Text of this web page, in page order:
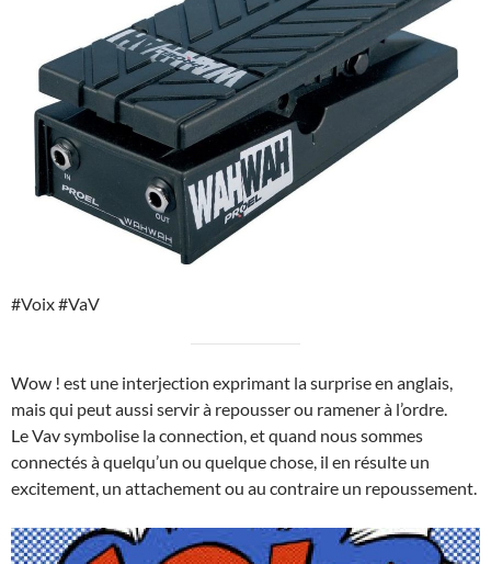
#Voix #VaV
Wow ! est une interjection exprimant la surprise en anglais,
mais qui peut aussi servir à repousser ou ramener à l’ordre.
Le Vav symbolise la connection, et quand nous sommes
connectés à quelqu’un ou quelque chose, il en résulte un
excitement, un attachement ou au contraire un repoussement.